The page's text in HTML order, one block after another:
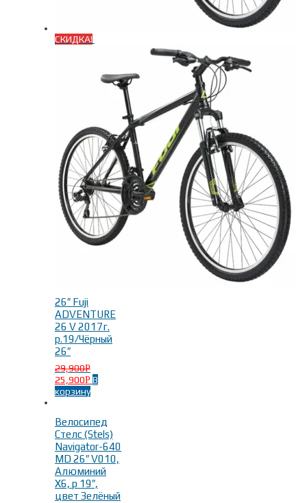
СКИДКА!
26″ Fuji
ADVENTURE
26 V 2017г.
р.19/Чёрный
26″
29,900Р
25,900Р В
корзину
Велосипед
Стелс (Stels)
Navigator-640
MD 26″ V010,
Алюминий
X6, р 19″,
цвет Зелёный